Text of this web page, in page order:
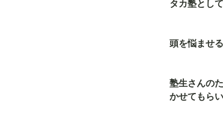
タカ塾とし
頭を悩ませ
塾生さんの
かせてもら